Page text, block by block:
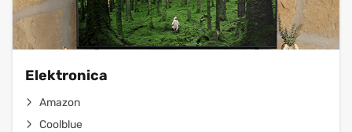
Elektronica
Amazon
Coolblue